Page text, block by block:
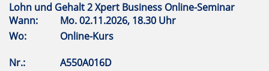
Lohn und Gehalt 2 Xpert Business Online-Seminar
Wann:
Mo.02.11.2026, 18.30 Uhr
Wo:
Online-Kurs
Nr.:
A550A016D